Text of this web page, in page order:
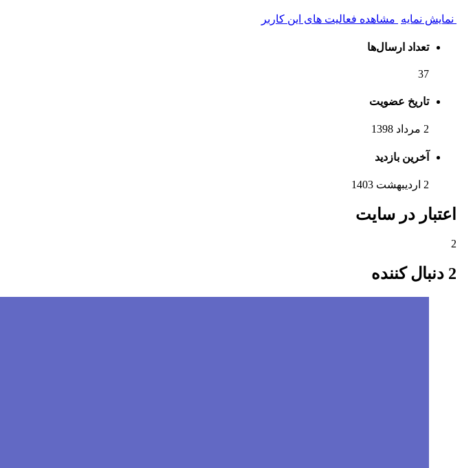
نمایش نمایه مشاهده فعالیت های این کاربر
تعداد ارسال‌ها
37
تاریخ عضویت
2 مرداد 1398
آخرین بازدید
2 اردیبهشت 1403
اعتبار در سایت
2
2 دنبال کننده